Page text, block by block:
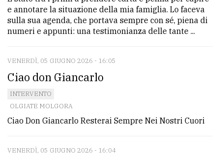
e annotare la situazione della mia famiglia. Lo faceva
sulla sua agenda, che portava sempre con sé, piena di
numeri e appunti: una testimonianza delle tante ...
VENERDÌ, 05 GIUGNO 2026 - 16:05
Ciao don Giancarlo
INTERVENTO
OLGIATE MOLGORA
Ciao Don Giancarlo Resterai Sempre Nei Nostri Cuori
VENERDÌ, 05 GIUGNO 2026 - 16:04